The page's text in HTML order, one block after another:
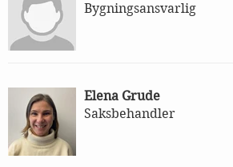
Bygningsansvarlig
Elena Grude
Saksbehandler